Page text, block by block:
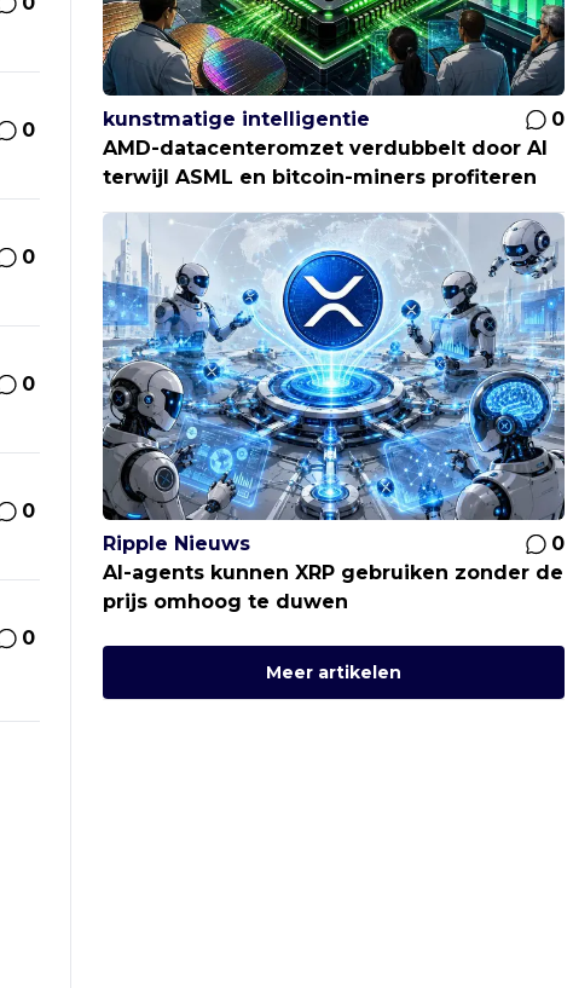
0
0
0
0
0
kunstmatige intelligentie
0
AMD-datacenteromzet verdubbelt door AI
terwijl ASML en bitcoin-miners profiteren
Ripple Nieuws
0
AI-agents kunnen XRP gebruiken zonder de
prijs omhoog te duwen
Meer artikelen